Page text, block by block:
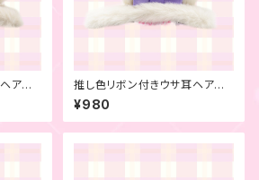
アピ
推し色リボン付きウサ耳ヘアピ
ン パープル
¥980